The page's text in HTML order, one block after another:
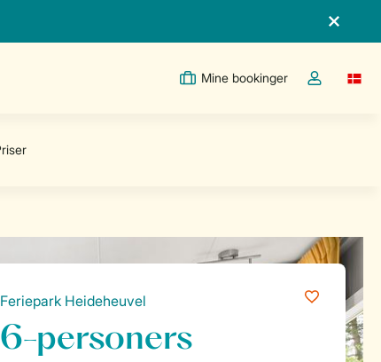
Mine bookinger
Toggle the
Feriepark Heideheuvel
6-personers